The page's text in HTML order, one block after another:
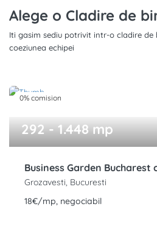
Alege o Cladire de
Iti gasim sediu potrivit intr-o cladire de
coeziunea echipei
0% comision
292 - 1.448 mp
Business Garden Bucharest
Grozavesti, Bucuresti
18€/mp, negociabil